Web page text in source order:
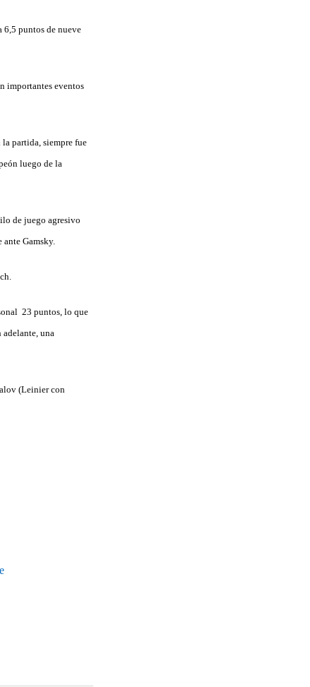
6,5 puntos de nueve
importantes eventos
partida, siempre fue
luego de la
de juego agresivo
Gamsky.
23 puntos, lo que
una
(Leinier con